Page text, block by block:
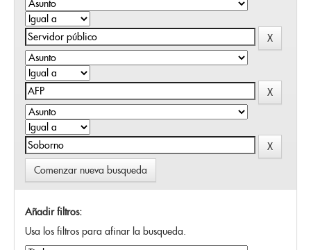
Comenzar nueva busqueda
Añadir filtros:
Usa los filtros para afinar la busqueda.